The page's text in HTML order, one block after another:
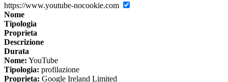
https://www.youtube-nocookie.com
Nome
Tipologia
Proprieta
Descrizione
Durata
Nome: YouTube
Tipologia: profilazione
Proprieta: Google Ireland Limited